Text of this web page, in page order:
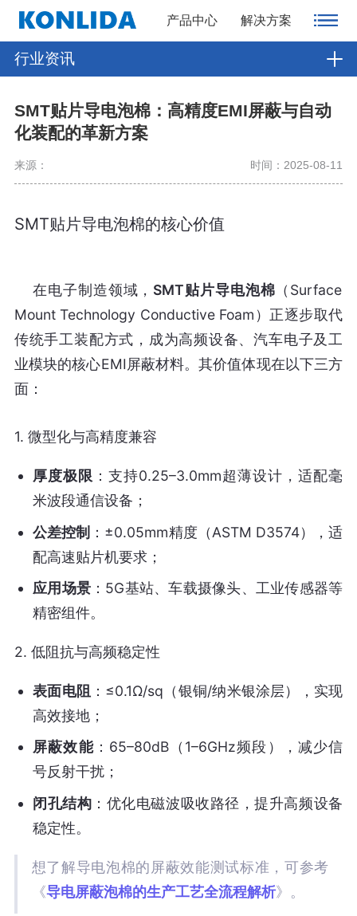
产品中心 解决方案
行业资讯
SMT贴片导电泡棉：高精度EMI屏蔽与自动
化装配的革新方案
来源： 时间：2025-08-11
SMT贴片导电泡棉的核心价值
    在电子制造领域，
SMT贴片导电泡棉 （Surface
Mount Technology Conductive Foam）正逐步取代
传统手工装配方式，成为高频设备、汽车电子及工
业模块的核心EMI屏蔽材料。其价值体现在以下三方
1. 微型化与高精度兼容
厚度极限 ：支持0.25–3.0mm超薄设计，适配毫
米波段通信设备；
公差控制 ：±0.05mm精度（ASTM D3574），适
配高速贴片机要求；
应用场景 ：5G基站、车载摄像头、工业传感器等
精密组件。
2. 低阻抗与高频稳定性
表面电阻 ：≤0.1Ω/sq（银铜/纳米银涂层），实现
高效接地；
屏蔽效能：65–80dB（1–6GHz频段），减少信
号反射干扰；
闭孔结构 ：优化电磁波吸收路径，提升高频设备
稳定性。
想了解导电泡棉的屏蔽效能测试标准，可参考
《导电屏蔽泡棉的生产工艺全流程解析》。